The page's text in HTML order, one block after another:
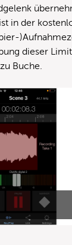
in der
dieser
Buche.